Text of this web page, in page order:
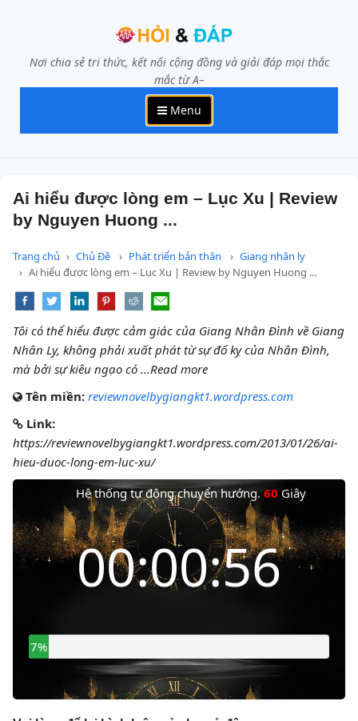
Nơi chia sẻ tri thức, kết nối cộng đồng và giải đáp mọi thắc
mắc từ A–
Menu
Ai hiểu được lòng em – Lục Xu | Review
by Nguyen Huong ...
Trang chủ Chủ Đề Phát triển bản thân
Giang nhân ly
Ai hiểu được lòng em – Lục Xu | Review by Nguyen Huong ...
Tôi có thể hiểu được cảm giác của Giang Nhân Đình về Giang
Nhân Ly, không phải xuất phát từ sự đố kỵ của Nhân Đình,
mà bởi sự kiêu ngạo có ...Read more
Tên miền: reviewnovelbygiangkt1.wordpress.com
Link:
https://reviewnovelbygiangkt1.wordpress.com/2013/01/26/ai-
hieu-duoc-long-em-luc-xu/
Hệ thống tự động chuyển hướng.60 Giây
Thời gian còn lại
00:00:56
7%